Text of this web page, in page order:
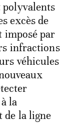
polyvalents
excès de
imposé par
infractions
véhicules
la
de la ligne